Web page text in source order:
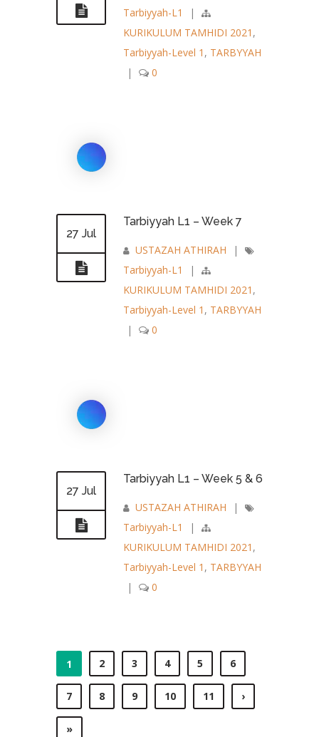
Tarbiyyah-L1
|
KURIKULUM TAMHIDI 2021 ,
Tarbiyyah-Level 1 , TARBYYAH
|
0
27 Jul
Tarbiyyah L1 – Week 7
USTAZAH ATHIRAH
|
Tarbiyyah-L1
|
KURIKULUM TAMHIDI 2021 ,
Tarbiyyah-Level 1 , TARBYYAH
|
0
27 Jul
Tarbiyyah L1 – Week 5 & 6
USTAZAH ATHIRAH
|
Tarbiyyah-L1
|
KURIKULUM TAMHIDI 2021 ,
Tarbiyyah-Level 1 , TARBYYAH
|
0
1 2 3 4 5 6
7 8 9 10 11 ›
»